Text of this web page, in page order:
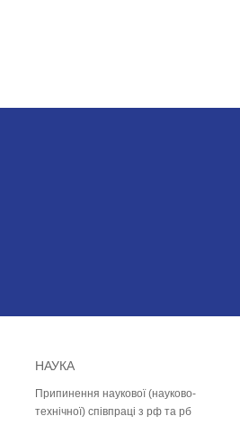
НАУКА
Припинення наукової (науково-
технічної) співпраці з рф та рб